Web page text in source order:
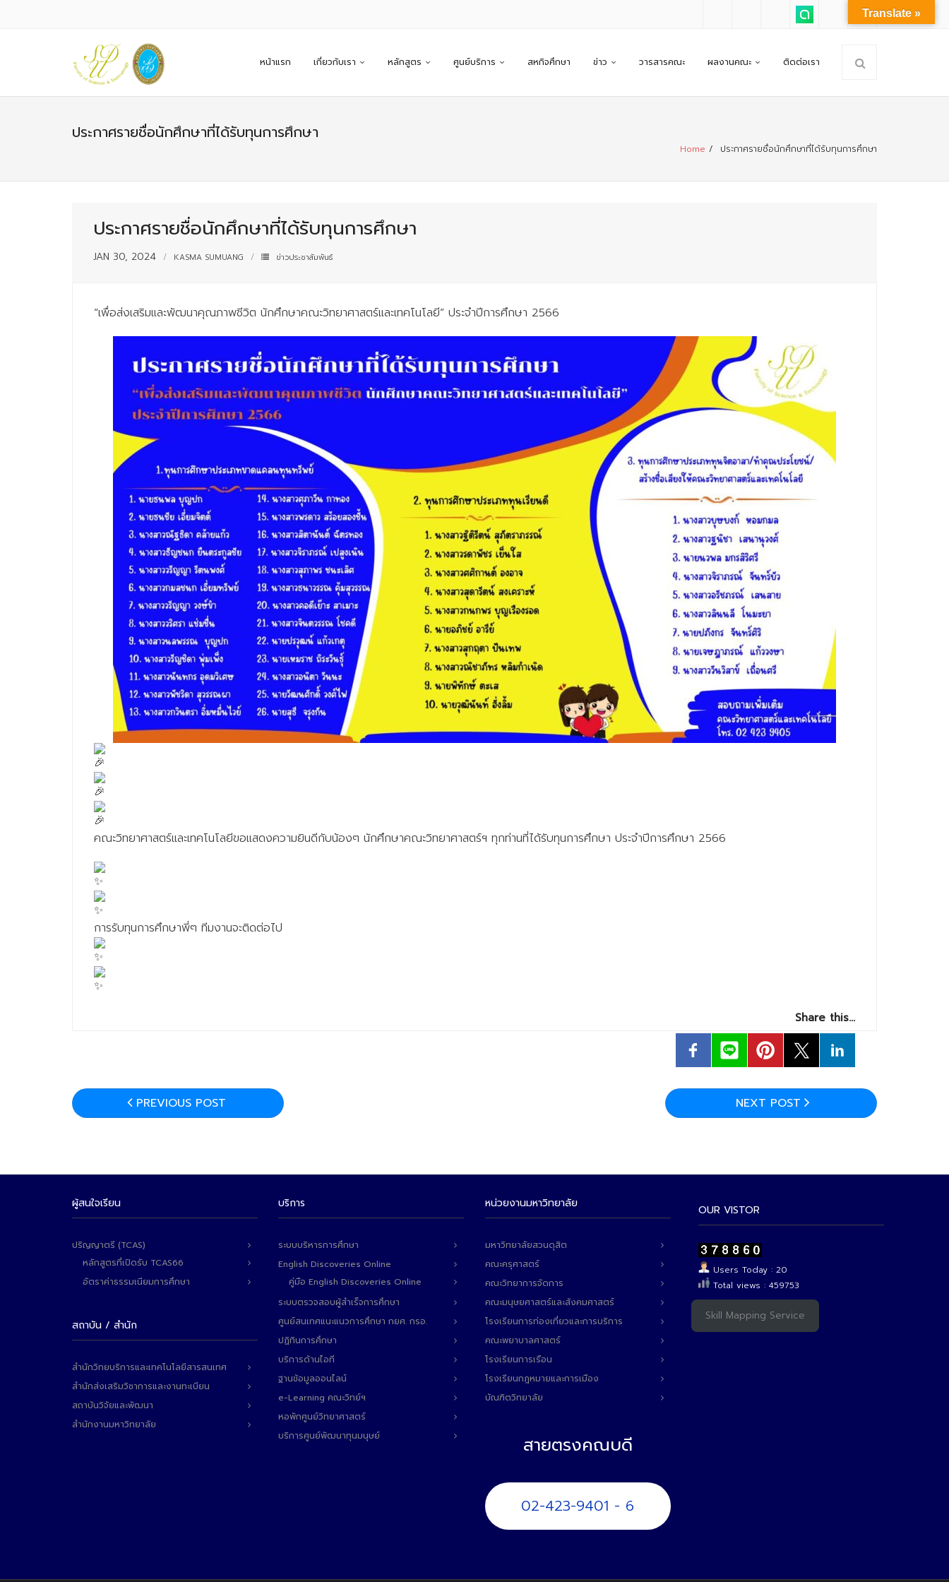
หน้าแรก เกี่ยวกับเรา หลักสูตร ศูนย์บริการ สหกิจศึกษา ข่าว วารสารคณะ ผลงานคณะ ติดต่อเรา
ประกาศรายชื่อนักศึกษาที่ได้รับทุนการศึกษา
Home / ประกาศรายชื่อนักศึกษาที่ได้รับทุนการศึกษา
ประกาศรายชื่อนักศึกษาที่ได้รับทุนการศึกษา
JAN 30, 2024 KASMA SUMUANG ข่าวประชาสัมพันธ์
“เพื่อส่งเสริมและพัฒนาคุณภาพชีวิต นักศึกษาคณะวิทยาศาสตร์และเทคโนโลยี” ประจำปีการศึกษา 2566
คณะวิทยาศาสตร์และเทคโนโลยีขอแสดงความยินดีกับน้องๆ นักศึกษาคณะวิทยาศาสตร์ฯ ทุกท่านที่ได้รับทุนการศึกษา ประจำปีการศึกษา 2566
การรับทุนการศึกษาพี่ๆ ทีมงานจะติดต่อไป
Share this…
PREVIOUS POST NEXT POST
ผู้สนใจเรียน
ปริญญาตรี (TCAS)
หลักสูตรที่เปิดรับ TCAS66
อัตราค่าธรรมเนียมการศึกษา
สถาบัน / สำนัก
สำนักวิทยบริการและเทคโนโลยีสารสนเทศ
สำนักส่งเสริมวิชาการและงานทะเบียน
สถาบันวิจัยและพัฒนา
สำนักงานมหาวิทยาลัย
บริการ
ระบบบริหารการศึกษา
English Discoveries Online
คู่มือ English Discoveries Online
ระบบตรวจสอบผู้สำเร็จการศึกษา
ศูนย์สนเทศแนะแนวการศึกษา กยศ. กรอ.
ปฏิทินการศึกษา
บริการด้านไอที
ฐานข้อมูลออนไลน์
e-Learning คณะวิทย์ฯ
หอพักศูนย์วิทยาศาสตร์
บริการศูนย์พัฒนาทุนมนุษย์
หน่วยงานมหาวิทยาลัย
มหาวิทยาลัยสวนดุสิต
คณะครุศาสตร์
คณะวิทยาการจัดการ
คณะมนุษยศาสตร์และสังคมศาสตร์
โรงเรียนการท่องเที่ยวและการบริการ
คณะพยาบาลศาสตร์
โรงเรียนการเรือน
โรงเรียนกฎหมายและการเมือง
บัณฑิตวิทยาลัย
สายตรงคณบดี
02-423-9401 - 6
OUR VISTOR
Users Today : 20
Total views : 459753
Skill Mapping Service
Translate »